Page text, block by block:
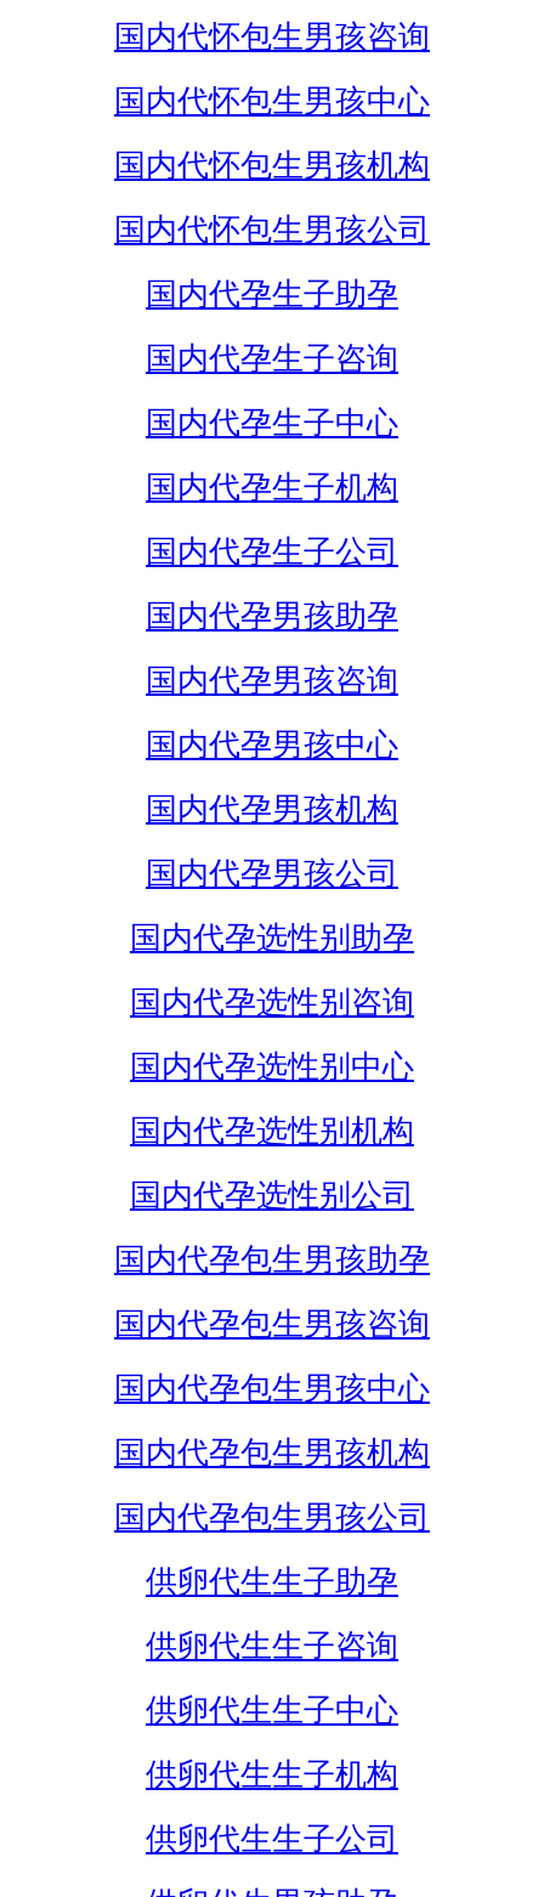
国内代怀包生男孩咨询
国内代怀包生男孩中心
国内代怀包生男孩机构
国内代怀包生男孩公司
国内代孕生子助孕
国内代孕生子咨询
国内代孕生子中心
国内代孕生子机构
国内代孕生子公司
国内代孕男孩助孕
国内代孕男孩咨询
国内代孕男孩中心
国内代孕男孩机构
国内代孕男孩公司
国内代孕选性别助孕
国内代孕选性别咨询
国内代孕选性别中心
国内代孕选性别机构
国内代孕选性别公司
国内代孕包生男孩助孕
国内代孕包生男孩咨询
国内代孕包生男孩中心
国内代孕包生男孩机构
国内代孕包生男孩公司
供卵代生生子助孕
供卵代生生子咨询
供卵代生生子中心
供卵代生生子机构
供卵代生生子公司